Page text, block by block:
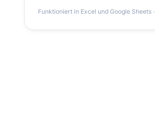
Funktioniert in Excel und Google Sheets ·